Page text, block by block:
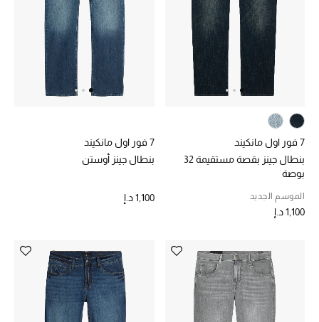
عطور الربيع
تسوقوا الآن
الرجال
عرض جميع المنتجات
خصومات
الهدايا
ما وصلنا حديثاً
ركن أناقة المنتجعات
7 فور اول مانكيند
بنطال جينز بقصة مستقيمة 32
بوصة
الموسم الجديد
1,100 د.إ
7 فور اول مانكيند
بنطال جينز أوستن
1,100 د.إ